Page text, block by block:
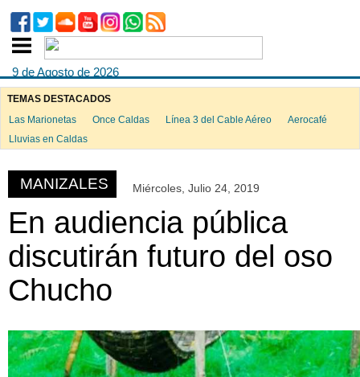
9 de Agosto de 2026
TEMAS DESTACADOS
Las Marionetas
Once Caldas Línea 3 del Cable Aéreo
Aerocafé
Lluvias en Caldas
MANIZALES Miércoles, Julio 24, 2019
En audiencia pública
discutirán futuro del oso
Chucho